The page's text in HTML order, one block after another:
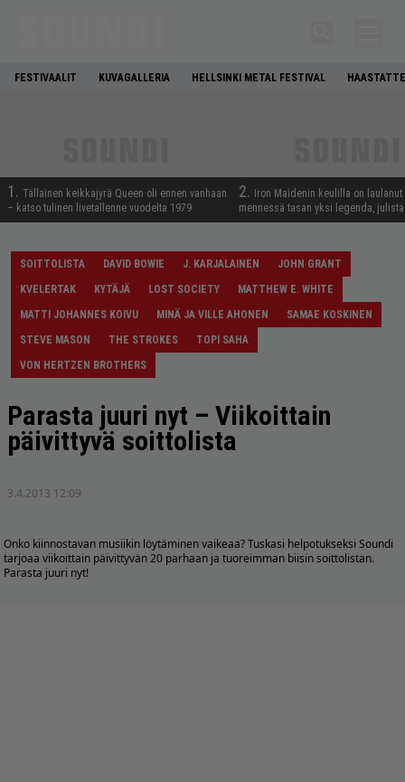
FESTIVAALIT KUVAGALLERIA HELLSINKI METAL FESTIVAL
1. Tällainen keikkajyrä Queen oli ennen vanhaan
– katso tulinen livetallenne vuodelta 1979
2.
Iron Maidenin keulilla on laulanut
mennessä tasan yksi legenda,
SOITTOLISTA DAVID BOWIE J. KARJALAINEN
JOHN GRANT
KVELERTAK
KYTÄJÄ LOST SOCIETY
MATTHEW E. WHITE
MATTI JOHANNES KOIVU
MINÄ JA VILLE AHONEN
SAMAE KOSKINEN
STEVE MASON
THE STROKES
TOPI SAHA
VON HERTZEN BROTHERS
Parasta juuri nyt – Viikoittain
päivittyvä soittolista
3.4.2013 12:09
Onko kiinnostavan musiikin löytäminen vaikeaa? Tuskasi helpotukseksi Soundi
tarjoaa viikoittain päivittyvän 20 parhaan ja tuoreimman biisin soittolistan.
Parasta juuri nyt!